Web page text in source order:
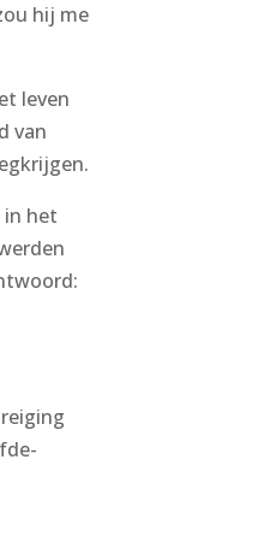
hij me
leven
van
in het